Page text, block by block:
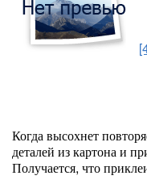
Когда высохнет
деталей из картона и
Получается, что